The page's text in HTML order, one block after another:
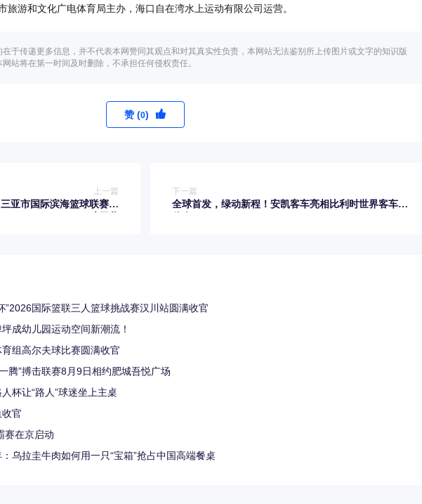
旅游和文化广电体育局主办，海口自在湾水上运动有限公司运营。
于传递更多信息，并不代表本网赞同其观点和对其真实性负责，本网站无法鉴别所上传图片或文字的知识版
站将在第一时间及时删除，不承担任何侵权责任。
赞 (0)
上一篇
亚市国际滨海篮球联赛重
下一篇
全球首发，绿动新程！安凯客车亮相比利时世界客车博
”2026国际篮联三人篮球挑战赛汉川站圆满收官
成幼儿园运动空间新潮流！
组高尔夫球比赛圆满收官
腾”搏击联赛8月9日相约肥城吾悦广场
杯让“路人”球迷坐上主桌
官
赛在京启动
乌拉圭牛肉如何用一只“宝箱”抢占中国高端餐桌